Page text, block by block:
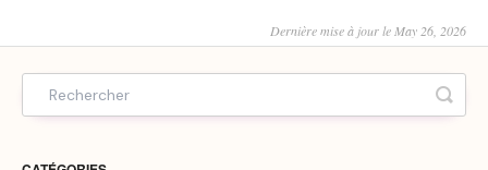
Dernière mise à jour le May 26, 2026